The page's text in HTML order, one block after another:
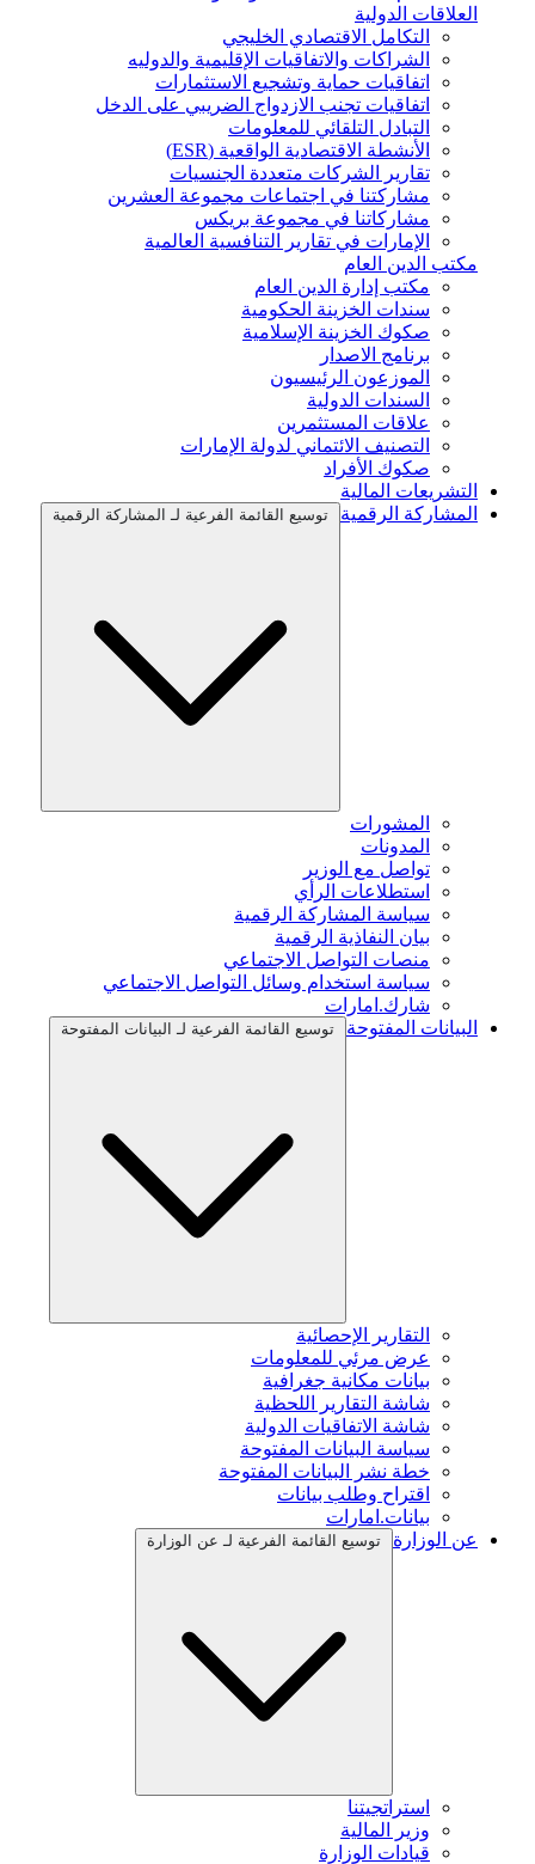
العلاقات الدولية
التكامل الاقتصادي الخليجي
الشراكات والاتفاقيات الإقليمية والدوليه
اتفاقيات حماية وتشجيع الاستثمارات
اتفاقيات تجنب الازدواج الضريبي على الدخل
التبادل التلقائي للمعلومات
الأنشطة الاقتصادية الواقعية (ESR)
تقارير الشركات متعددة الجنسيات
مشاركتنا في اجتماعات مجموعة العشرين
مشاركاتنا في مجموعة بريكس
الإمارات في تقارير التنافسية العالمية
مكتب الدين العام
مكتب إدارة الدين العام
سندات الخزينة الحكومية
صكوك الخزينة الإسلامية
برنامج الاصدار
الموزعون الرئيسيون
السندات الدولية
علاقات المستثمرين
التصنيف الائتماني لدولة الإمارات
صكوك الأفراد
التشريعات المالية
المشاركة الرقمية
توسيع القائمة الفرعية لـ المشاركة الرقمية
المشورات
المدونات
تواصل مع الوزير
استطلاعات الرأي
سياسة المشاركة الرقمية
بيان النفاذية الرقمية
منصات التواصل الاجتماعي
سياسة استخدام وسائل التواصل الاجتماعي
شارك.امارات
البيانات المفتوحة
توسيع القائمة الفرعية لـ البيانات المفتوحة
التقارير الإحصائية
عرض مرئي للمعلومات
بيانات مكانية جغرافية
شاشة التقارير اللحظية
شاشة الاتفاقيات الدولية
سياسة البيانات المفتوحة
خطة نشر البيانات المفتوحة
اقتراح وطلب بيانات
بيانات.امارات
عن الوزارة
توسيع القائمة الفرعية لـ عن الوزارة
استراتجيتنا
وزير المالية
قيادات الوزارة